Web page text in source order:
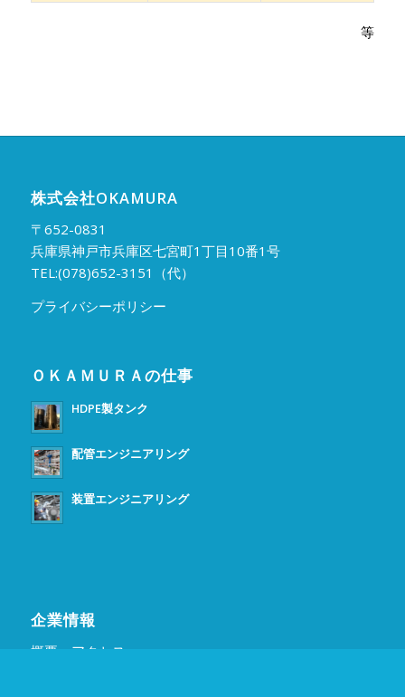
等
株式会社OKAMURA
〒652-0831
兵庫県神戸市兵庫区七宮町1丁目10番1号
TEL:(078)652-3151（代）
プライバシーポリシー
ＯＫＡＭＵＲＡの仕事
HDPE製タンク
配管エンジニアリング
装置エンジニアリング
企業情報
概要・アクセス